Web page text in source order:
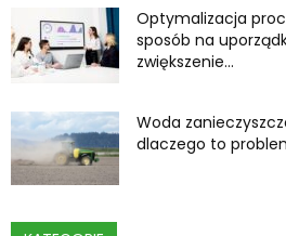
Optymalizacja
sposób na
zwiększenie...
Woda
dlaczego to